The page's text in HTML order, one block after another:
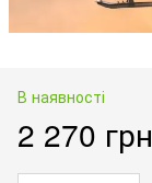
В наявності
2 270 грн